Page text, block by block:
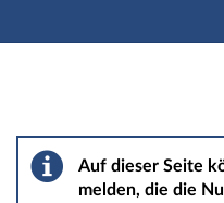
Barriere melden
Auf dieser Seite
melden, die die